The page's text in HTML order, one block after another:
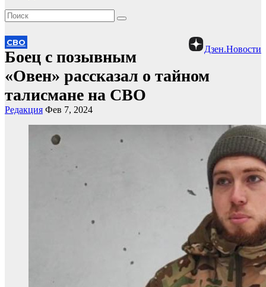
Дзен.Новости
СВО
Боец с позывным
«Овен» рассказал о тайном
талисмане на СВО
Редакция Фев 7, 2024